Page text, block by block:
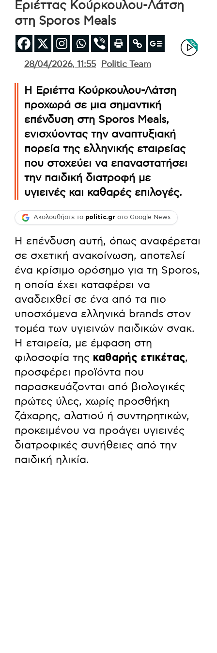
Εριέττας Κούρκουλου-Λάτση
στη Sporos Meals
28/04/2026, 11:55 Politic Team
Η Εριέττα Κούρκουλου-Λάτση
προχωρά σε μια σημαντική
επένδυση στη Sporos Meals,
ενισχύοντας την αναπτυξιακή
πορεία της ελληνικής εταιρείας
που στοχεύει να επαναστατήσει
την παιδική διατροφή με
υγιεινές και καθαρές επιλογές.
Ακολουθήστε το politic.gr στο Google News
Η επένδυση αυτή, όπως αναφέρεται
σε σχετική ανακοίνωση, αποτελεί
ένα κρίσιμο ορόσημο για τη Sporos,
η οποία έχει καταφέρει να
αναδειχθεί σε ένα από τα πιο
υποσχόμενα ελληνικά brands στον
τομέα των υγιεινών παιδικών σνακ.
Η εταιρεία, με έμφαση στη
φιλοσοφία της καθαρής ετικέτας,
προσφέρει προϊόντα που
παρασκευάζονται από βιολογικές
πρώτες ύλες, χωρίς προσθήκη
ζάχαρης, αλατιού ή συντηρητικών,
προκειμένου να προάγει υγιεινές
διατροφικές συνήθειες από την
παιδική ηλικία.